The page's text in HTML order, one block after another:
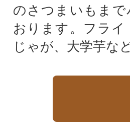
のさつまいもま
おります。フラ
じゃが、大学芋な